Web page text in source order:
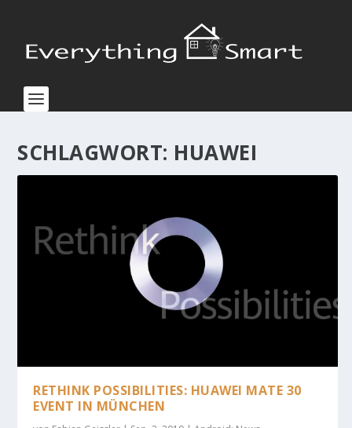
SCHLAGWORT: HUAWEI
RETHINK POSSIBILITIES: HUAWEI MATE 30
EVENT IN MÜNCHEN